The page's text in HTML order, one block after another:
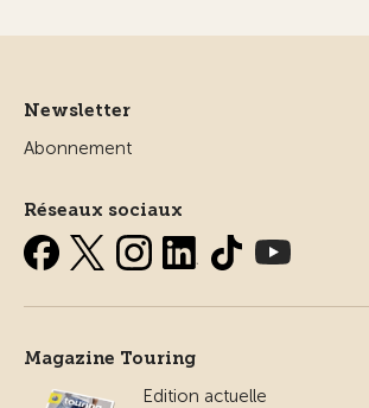
Newsletter
Abonnement
Réseaux sociaux
Magazine Touring
Edition actuelle